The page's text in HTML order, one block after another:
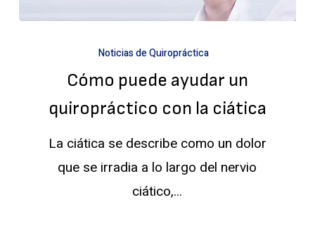
puede
ayudar
un
con
la
ciática
Noticias de Quiropráctica
Cómo puede ayudar un
quiropráctico con la ciática
La ciática se describe como un dolor
que se irradia a lo largo del nervio
ciático,...